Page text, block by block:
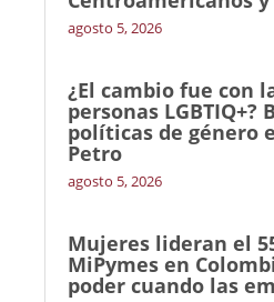
agosto 5, 2026
¿El cambio fue con
personas LGBTIQ+?
políticas de género
Petro
agosto 5, 2026
Mujeres lideran el
MiPymes en
poder cuando las